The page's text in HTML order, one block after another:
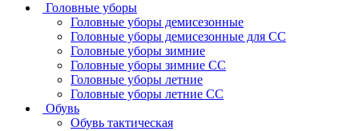
Головные уборы
Головные уборы демисезонные
Головные уборы демисезонные для СС
Головные уборы зимние
Головные уборы зимние СС
Головные уборы летние
Головные уборы летние СС
Обувь
Обувь тактическая